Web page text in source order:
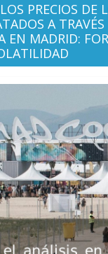
PRECIOS DE
A TRAVÉS
EN MADRID: